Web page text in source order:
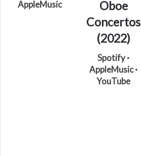
AppleMusic
Oboe
Concertos
(2022)
Spotify·
AppleMusic·
YouTube